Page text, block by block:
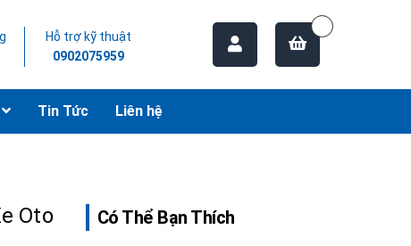
Hỗ trợ kỹ thuật
0902075959
Tin Tức Liên hệ
Oto
Có Thể Bạn Thích